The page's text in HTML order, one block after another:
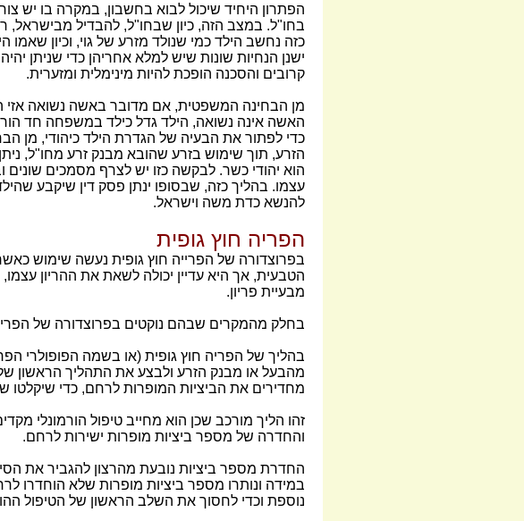
הפתרון היחיד שיכול לבוא בחשבון, במקרה בו יש
בחו"ל. במצב הזה, כיון שבחו"ל, להבדיל מבישראל,
כזה נחשב הילד כמי שנולד מזרע של גוי, וכיון שאמו
ישנן הנחיות שונות שיש למלא אחריהן כדי שניתן
קרובים והסכנה הופכת להיות מינימלית ומזערית.
מן הבחינה המשפטית, אם מדובר באשה נשואה אזי
האשה אינה נשואה, הילד גדל כילד במשפחה חד
כדי לפתור את הבעיה של הגדרת הילד כיהודי, מן
הזרע, תוך שימוש בזרע שהובא מבנק זרע מחו"ל,
הוא יהודי כשר. לבקשה כזו יש לצרף מסמכים שונים
עצמו. בהליך כזה, שבסופו ינתן פסק דין שיקבע
להנשא כדת משה וישראל.
הפריה חוץ גופית
בפרוצדורה של הפרייה חוץ גופית נעשה שימוש
הטבעית, אך היא עדיין יכולה לשאת את ההריון
מבעיית פריון.
בחלק מהמקרים שבהם נוקטים בפרוצדורה של
בהליך של הפריה חוץ גופית (או בשמה הפופולרי
מהבעל או מבנק הזרע ולבצע את התהליך הראשון
מחדירים את הביציות המופרות לרחם, כדי שיקלטו
זהו הליך מורכב שכן הוא מחייב טיפול הורמונלי
והחדרה של מספר ביציות מופרות ישירות לרחם.
החדרת מספר ביציות נובעת מהרצון להגביר את
במידה ונותרו מספר ביציות מופרות שלא הוחדרו
נוספת וכדי לחסוך את השלב הראשון של הטיפול